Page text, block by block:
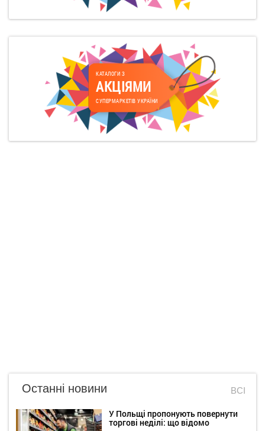
КАТАЛОГИ З
АКЦІЯМИ
СУПЕРМАРКЕТІВ УКРАЇНИ
Останні новини ВСІ
У Польщі пропонують повернути
торгові неділі: що відомо